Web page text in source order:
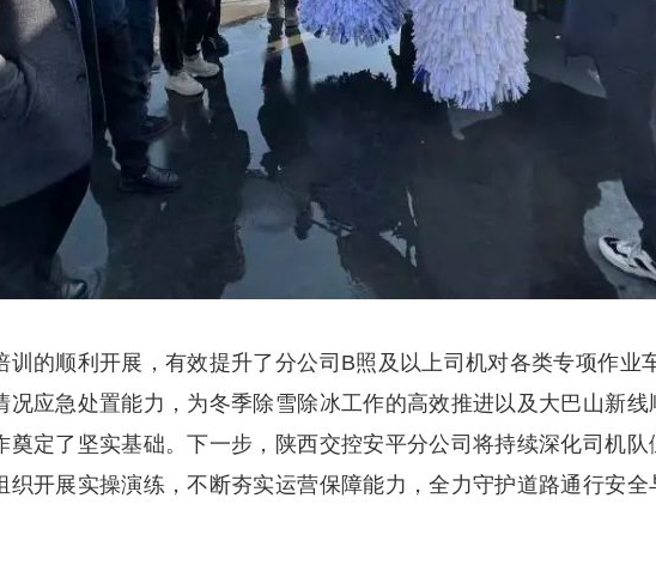
训的顺利开展，有效提升了分公司B照及以上司机对各类专项作业
况应急处置能力，为冬季除雪除冰工作的高效推进以及大巴山新线
奠定了坚实基础。下一步，陕西交控安平分公司将持续深化司机队
织开展实操演练，不断夯实运营保障能力，全力守护道路通行安全